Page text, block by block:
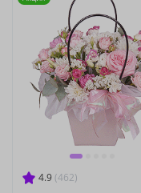
4.9 (462)